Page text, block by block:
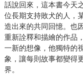
話說回來，這本書今天
位長期支持敗犬的人，
造出來的共同回憶。也
重新詮釋和描繪的作品
一新的想像，他獨特的
象，讓每則故事都變得
界。